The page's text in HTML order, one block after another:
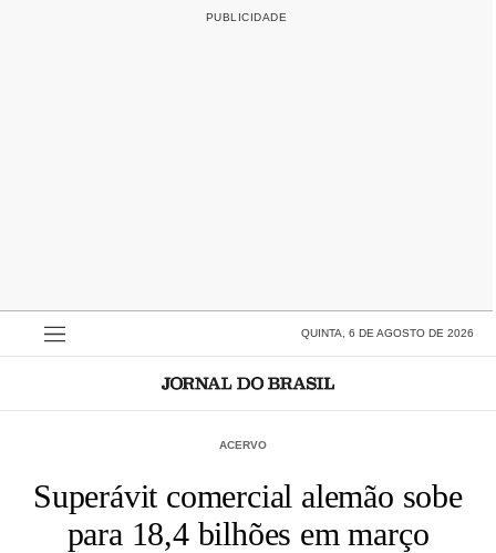
QUINTA, 6 DE AGOSTO DE 2026
ACERVO
Superávit comercial alemão sobe
para 18,4 bilhões em março